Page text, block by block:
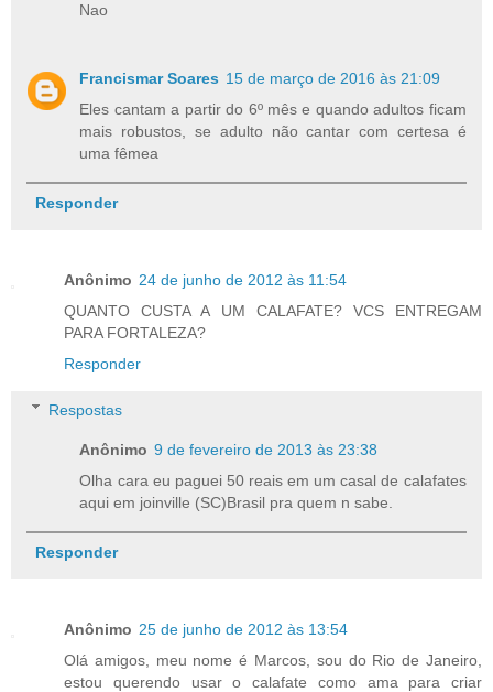
Nao
Francismar Soares 15 de março de 2016 às 21:09
Eles cantam a partir do 6º mês e quando adultos ficam
mais robustos, se adulto não cantar com certesa é
uma fêmea
Responder
Anônimo 24 de junho de 2012 às 11:54
QUANTO CUSTA A UM CALAFATE? VCS ENTREGAM
PARA FORTALEZA?
Responder
Respostas
Anônimo 9 de fevereiro de 2013 às 23:38
Olha cara eu paguei 50 reais em um casal de calafates
aqui em joinville (SC)Brasil pra quem n sabe.
Responder
Anônimo 25 de junho de 2012 às 13:54
Olá amigos, meu nome é Marcos, sou do Rio de Janeiro,
estou querendo usar o calafate como ama para criar